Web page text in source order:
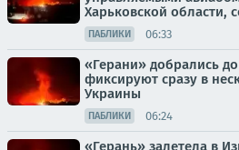
Харьковской области,
ПАБЛИКИ 06:33
«Герани» добрались
фиксируют сразу в
Украины
ПАБЛИКИ 06:24
«Герань» залетела в